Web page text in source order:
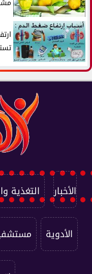
الأخبار التغذية
الأدوية